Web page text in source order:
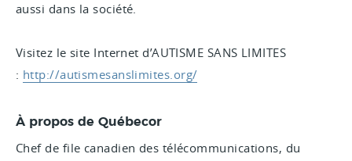
aussi dans la société.
Visitez le site Internet d’AUTISME SANS LIMITES
: http://autismesanslimites.org/
À propos de Québecor
Chef de file canadien des télécommunications, du